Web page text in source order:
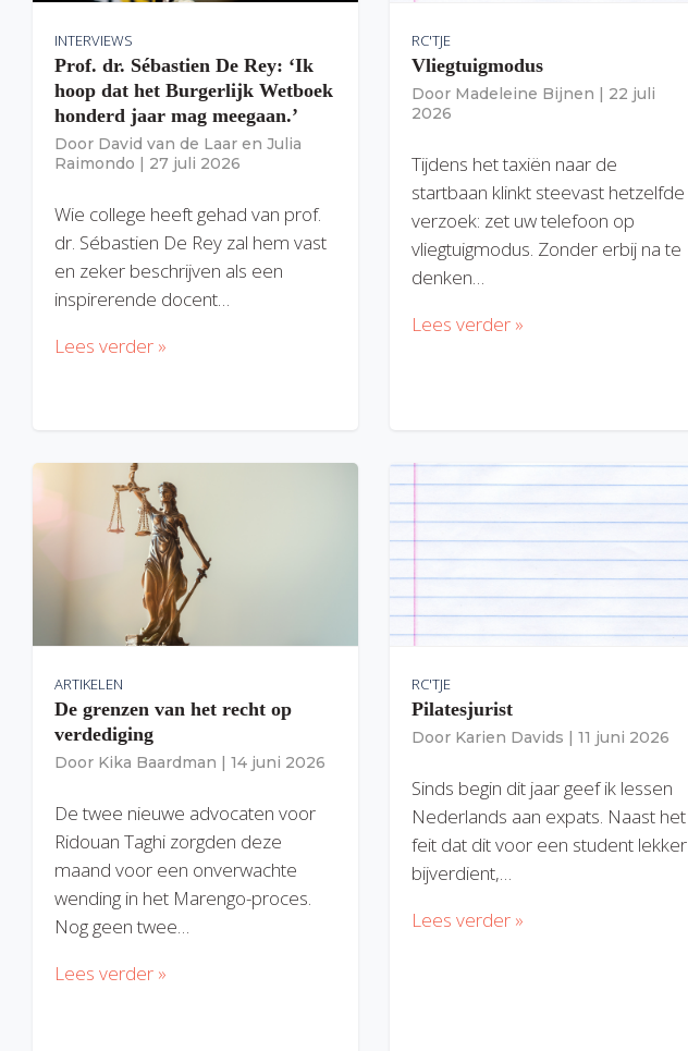
INTERVIEWS
Prof. dr. Sébastien De Rey: ‘Ik
hoop dat het Burgerlijk Wetboek
honderd jaar mag meegaan.’
Door David van de Laar en Julia
Raimondo | 27 juli 2026
Wie college heeft gehad van prof.
dr. Sébastien De Rey zal hem vast
en zeker beschrijven als een
inspirerende docent…
Lees verder »
RC'TJE
Vliegtuigmodus
Door Madeleine Bijnen | 22 juli
2026
Tijdens het taxiën naar de
startbaan klinkt steevast hetzelfde
verzoek: zet uw telefoon op
vliegtuigmodus. Zonder erbij na te
denken…
Lees verder »
ARTIKELEN
De grenzen van het recht op
verdediging
Door Kika Baardman | 14 juni 2026
De twee nieuwe advocaten voor
Ridouan Taghi zorgden deze
maand voor een onverwachte
wending in het Marengo-proces.
Nog geen twee…
Lees verder »
RC'TJE
Pilatesjurist
Door Karien Davids | 11 juni 2026
Sinds begin dit jaar geef ik lessen
Nederlands aan expats. Naast het
feit dat dit voor een student lekker
bijverdient,…
Lees verder »